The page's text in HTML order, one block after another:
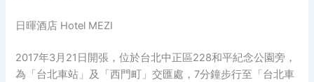
日暉酒店 Hotel MEZI
2017年3月21日開張，位於台北中正區228和平紀念公園旁，
為「台北車站」及「西門町」交匯處，7分鐘步行至「台北車